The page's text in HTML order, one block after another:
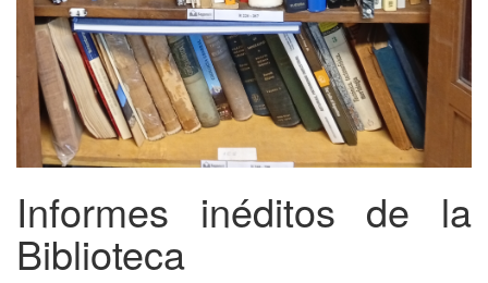
Informes inéditos de la
Biblioteca